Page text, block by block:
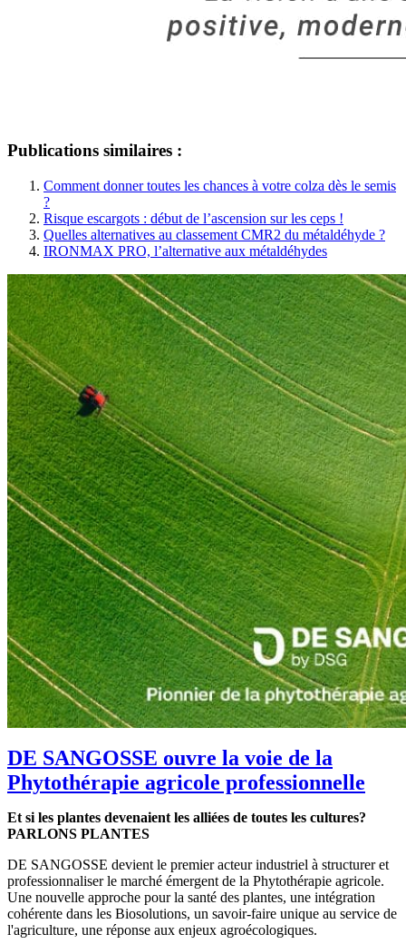
Publications similaires :
Comment donner toutes les chances à votre colza dès le semis
?
Risque escargots : début de l’ascension sur les ceps !
Quelles alternatives au classement CMR2 du métaldéhyde ?
IRONMAX PRO, l’alternative aux métaldéhydes
DE SANGOSSE ouvre la voie de la
Phytothérapie agricole professionnelle
Et si les plantes devenaient les alliées de toutes les cultures?
PARLONS PLANTES
DE SANGOSSE devient le premier acteur industriel à structurer et
professionnaliser le marché émergent de la Phytothérapie agricole.
Une nouvelle approche pour la santé des plantes, une intégration
cohérente dans les Biosolutions, un savoir-faire unique au service de
l'agriculture, une réponse aux enjeux agroécologiques.